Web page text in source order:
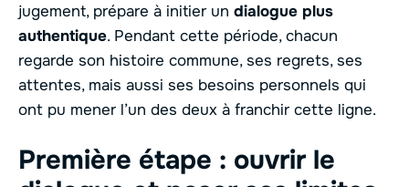
jugement, prépare à initier un dialogue plus
authentique. Pendant cette période, chacun
regarde son histoire commune, ses regrets, ses
attentes, mais aussi ses besoins personnels qui
ont pu mener l’un des deux à franchir cette ligne.
Première étape : ouvrir le